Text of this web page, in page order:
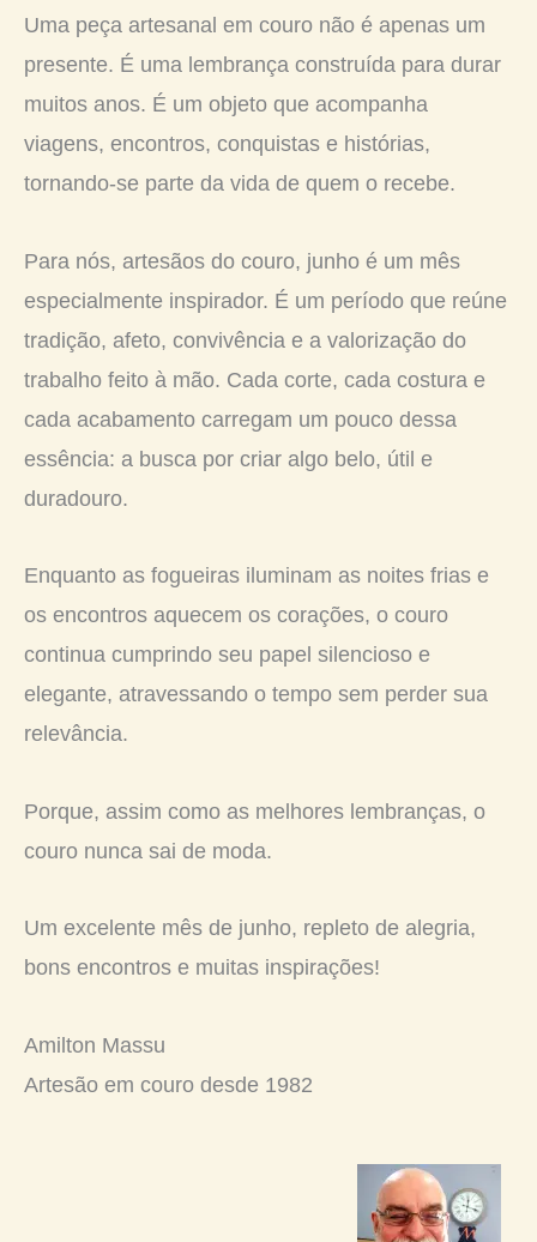
Uma peça artesanal em couro não é apenas um
presente. É uma lembrança construída para durar
muitos anos. É um objeto que acompanha
viagens, encontros, conquistas e histórias,
tornando-se parte da vida de quem o recebe.
Para nós, artesãos do couro, junho é um mês
especialmente inspirador. É um período que reúne
tradição, afeto, convivência e a valorização do
trabalho feito à mão. Cada corte, cada costura e
cada acabamento carregam um pouco dessa
essência: a busca por criar algo belo, útil e
duradouro.
Enquanto as fogueiras iluminam as noites frias e
os encontros aquecem os corações, o couro
continua cumprindo seu papel silencioso e
elegante, atravessando o tempo sem perder sua
relevância.
Porque, assim como as melhores lembranças, o
couro nunca sai de moda.
Um excelente mês de junho, repleto de alegria,
bons encontros e muitas inspirações!
Amilton Massu
Artesão em couro desde 1982